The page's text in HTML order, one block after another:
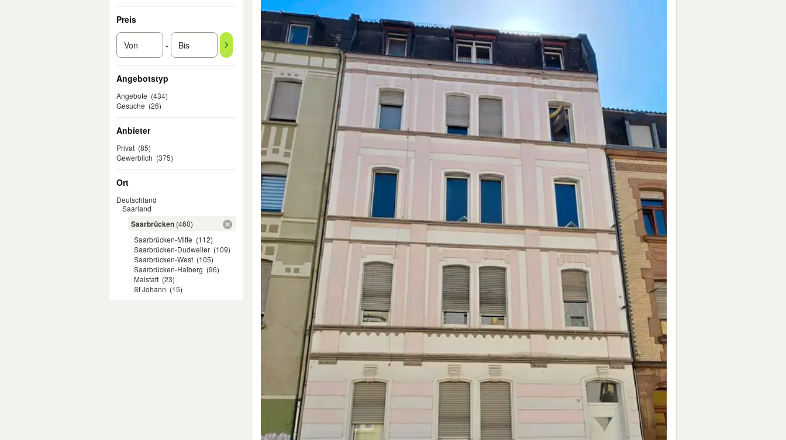
Preis
-
Angebotstyp
Angebote (434)
Gesuche (26)
Anbieter
Privat (85)
Gewerblich (375)
Ort
Deutschland
Saarland
Saarbrücken (460)
Saarbrücken-Mitte (112)
Saarbrücken-Dudweiler (109)
Saarbrücken-West (105)
Saarbrücken-Halberg (96)
Malstatt (23)
St Johann (15)